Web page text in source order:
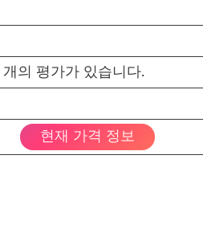
개의 평가가 있습니다.
현재 가격 정보